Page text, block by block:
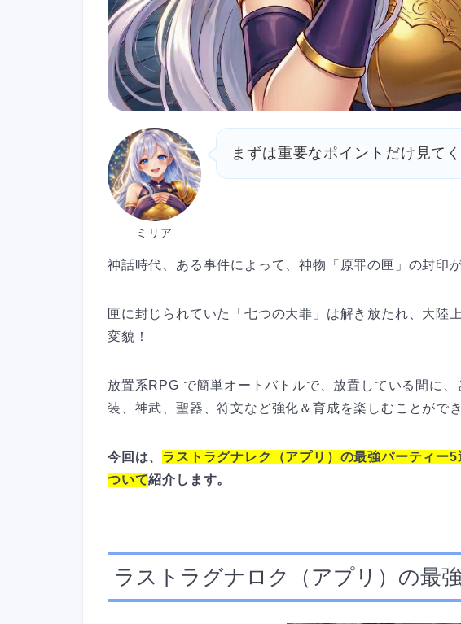
ミリア
まずは重要なポイントだけ見てく
神話時代、ある事件によって、神物「原罪の匣」の封印
匣に封じられていた「七つの大罪」は解き放たれ、大陸
変貌！
放置系RPG で簡単オートバトルで、放置している間に
装、神武、聖器、符文など強化＆育成を楽しむことができ
今回は、 ラストラグナレク（アプリ）の最強パーティー
ついて紹介します。
ラストラグナロク（アプリ）の最